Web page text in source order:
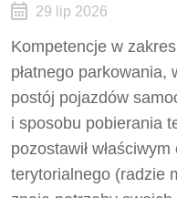
29 lip 2026
Kompetencje w
płatnego parkowania,
postój pojazdów
i sposobu pobierania
pozostawił
terytorialnego (radzie